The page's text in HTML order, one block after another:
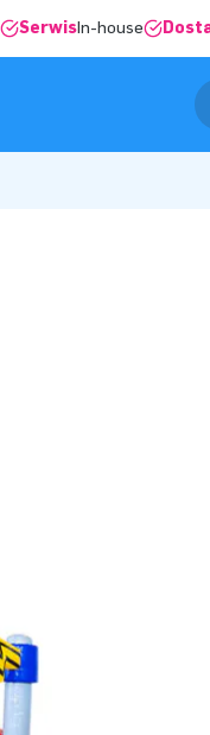
SerwisIn-house